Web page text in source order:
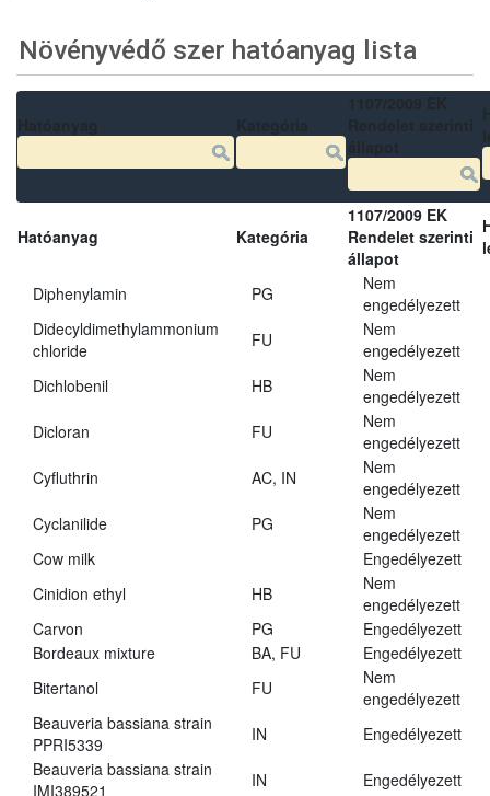
Növényvédő szer hatóanyag lista
Hatóanyag Kategória
1107/2009 EK
Rendelet szerinti
állapot
Diphenylamin PG
Nem
engedélyezett
Didecyldimethylammonium
chloride
FU
Nem
engedélyezett
Dichlobenil
HB
Nem
engedélyezett
Dicloran
FU
Nem
engedélyezett
Cyfluthrin
AC, IN
Nem
engedélyezett
Cyclanilide
PG
Nem
engedélyezett
Cow milk
Engedélyezett
Cinidion ethyl
HB
Nem
engedélyezett
Carvon
PG
Engedélyezett
Bordeaux mixture
BA, FU
Engedélyezett
Bitertanol
FU
Nem
engedélyezett
Beauveria bassiana strain
PPRI5339
IN
Engedélyezett
Beauveria bassiana strain
IMI389521
IN Engedélyezett